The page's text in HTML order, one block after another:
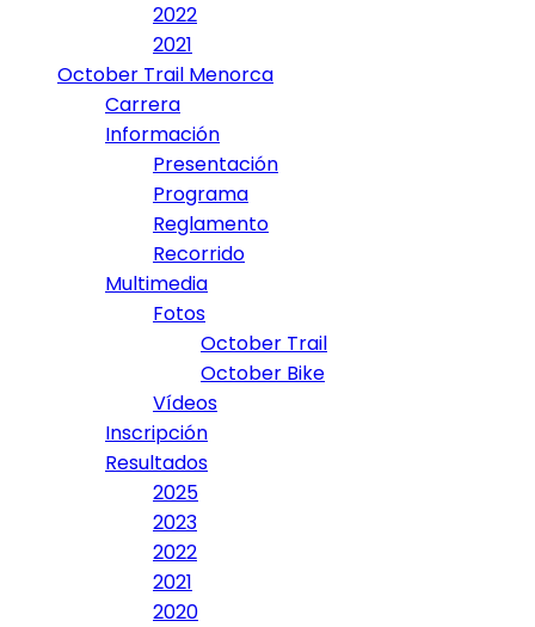
2022
2021
October Trail Menorca
Carrera
Información
Presentación
Programa
Reglamento
Recorrido
Multimedia
Fotos
October Trail
October Bike
Vídeos
Inscripción
Resultados
2025
2023
2022
2021
2020